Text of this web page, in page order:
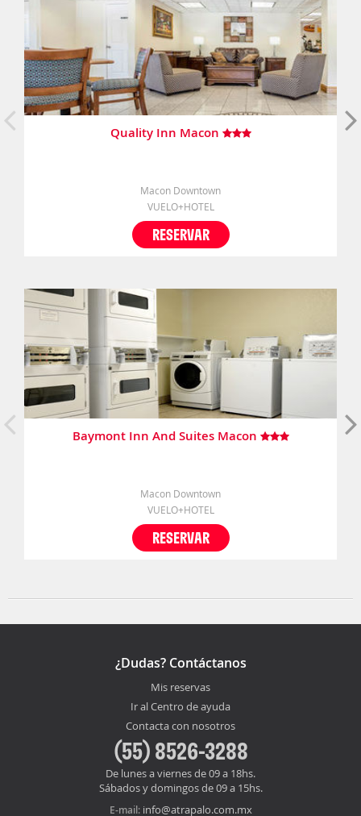
Quality Inn Macon
Macon Downtown
VUELO+HOTEL
RESERVAR
Baymont Inn And Suites Macon
Macon Downtown
VUELO+HOTEL
RESERVAR
¿Dudas? Contáctanos
Mis reservas
Ir al Centro de ayuda
Contacta con nosotros
(55) 8526-3288
De lunes a viernes de 09 a 18hs.
Sábados y domingos de 09 a 15hs.
E-mail: info@atrapalo.com.mx